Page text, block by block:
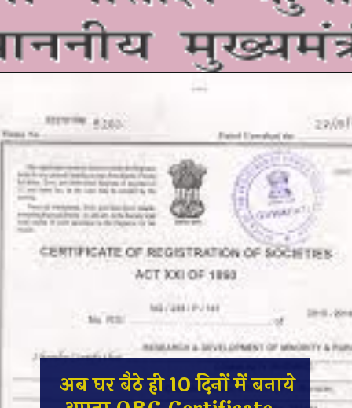
अब घर बैठे ही 10 दिनों में बनाये